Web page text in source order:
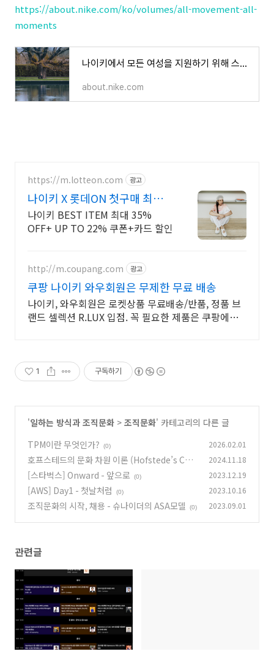
https://about.nike.com/ko/volumes/all-movement-all-
moments
나이키에서 모든 여성을 지원하기 위해 스포츠를 확장하는 방법 - NIKE, Inc.
about.nike.com
https://m.lotteon.com 광고
나이키 X 롯데ON 첫구매 최대 5
천원 혜택!
나이키 BEST ITEM 최대 35%
OFF+ UP TO 22% 쿠폰+카드 할인
http://m.coupang.com 광고
쿠팡 나이키 와우회원은 무제한 무료 배송
나이키, 와우회원은 로켓상품 무료배송/반품, 정품 브
랜드 셀렉션 R.LUX 입점. 꼭 필요한 제품은 쿠팡에서
1 구독하기
'일하는 방식과 조직문화 > 조직문화' 카테고리의 다른 글
TPM이란 무엇인가?
(0) 2026.02.01
호프스테드의 문화 차원 이론 (Hofstede’s Cult
ural Dimensions Theory)
(0)
2024.11.18
[스타벅스] Onward - 앞으로 (0) 2023.12.19
[AWS] Day1 - 첫날처럼 (0) 2023.10.16
조직문화의 시작, 채용 - 슈나이더의 ASA모델 (0) 2023.09.01
관련글